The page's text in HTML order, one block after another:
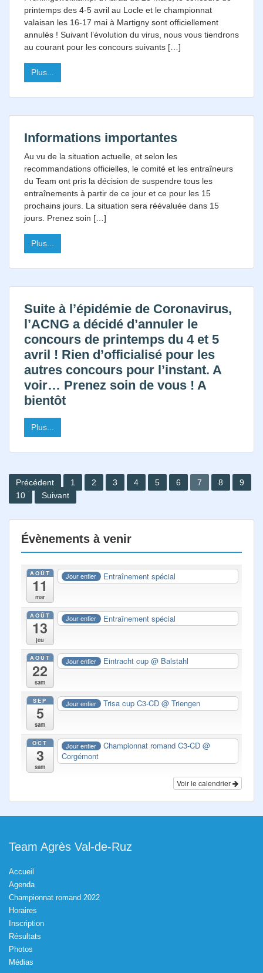
printemps des 4-5 avril au Locle et le championnat
valaisan les 16-17 mai à Martigny sont officiellement
annulés ! Suivant l’évolution du virus, nous vous tiendrons
au courant pour les concours suivants […]
Plus...
Informations importantes
Au vu de la situation actuelle, et selon les
recommandations officielles, le comité et les entraîneurs
du Team ont pris la décision de suspendre tous les
entraînements à partir de ce jour et ce pour les 15
prochains jours. La situation sera réévaluée dans 15
jours. Prenez soin […]
Plus...
Suite à l’épidémie de Coronavirus,
l’ACNG a décidé d’annuler le
concours de printemps du 4 et 5
avril ! Rien d’officialisé pour les
autres concours pour l’instant. A
voir… Prenez soin de vous ! A
bientôt
Plus...
Pagination
des
Précédent 1 2 3 4 5 6 7 8
9
10
Suivant
Évènements à venir
AOÛT
11
mar
Jour entier Entraînement spécial
AOÛT
13
jeu
Jour entier Entraînement spécial
AOÛT
22
sam
Jour entier Eintracht cup@ Balstahl
SEP
5
sam
Jour entier Trisa cup C3-CD@ Triengen
OCT
3
sam
Jour entier Championnat romand C3-CD@
Corgémont
Voir le calendrier
Team Agrès Val-de-Ruz
Accueil
Agenda
Championnat romand 2022
Horaires
Inscription
Résultats
Photos
Médias